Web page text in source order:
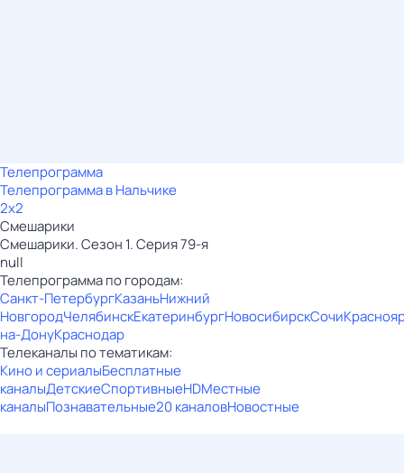
Телепрограмма
Телепрограмма в Нальчике
2x2
Смешарики
Смешарики. Сезон 1. Серия 79-я
null
Телепрограмма по городам:
Санкт-ПетербургКазаньНижний
НовгородЧелябинскЕкатеринбургНовосибирскСочи
на-ДонуКраснодар
Телеканалы по тематикам:
Кино и сериалыБесплатные
каналыДетскиеСпортивныеHDМестные
каналыПознавательные20 каналовНовостные